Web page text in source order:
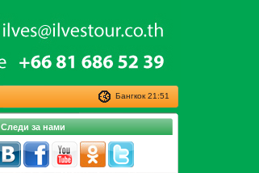
Бангкок 21:51
Следи за нами